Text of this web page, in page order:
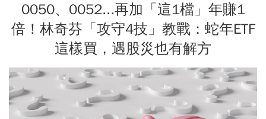
0050、0052...再加「這1檔」年賺1
倍！林奇芬「攻守4技」教戰：蛇年ETF
這樣買，遇股災也有解方